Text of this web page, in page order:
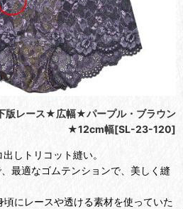
版レース★広幅★パープル・ブラウン
★12cm幅[SL-23-120]
しトリコット縫い。
最適なゴムテンションで、美しく縫
にレースや透ける素材を使っていた